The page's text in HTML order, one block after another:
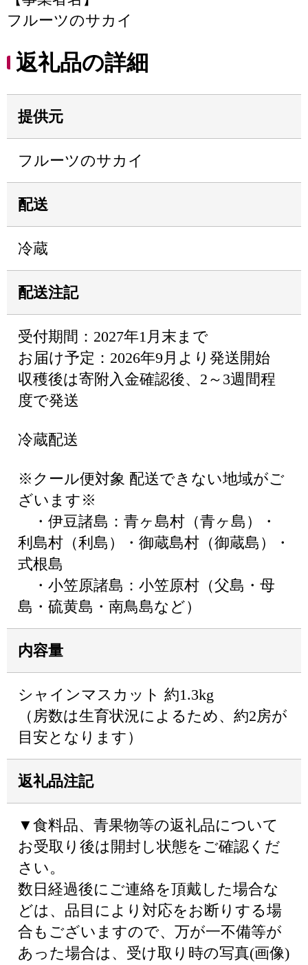
フルーツのサカイ
返礼品の詳細
提供元
フルーツのサカイ
配送
冷蔵
配送注記
受付期間：2027年1月末まで
お届け予定：2026年9月より発送開始
収穫後は寄附入金確認後、2～3週間程
度で発送
冷蔵配送
※クール便対象 配送できない地域がご
ざいます※
・伊豆諸島：青ヶ島村（青ヶ島）・
利島村（利島）・御蔵島村（御蔵島）・
式根島
・小笠原諸島：小笠原村（父島・母
島・硫黄島・南鳥島など）
内容量
シャインマスカット 約1.3kg
（房数は生育状況によるため、約2房が
目安となります）
返礼品注記
▼食料品、青果物等の返礼品について
お受取り後は開封し状態をご確認くだ
さい。
数日経過後にご連絡を頂戴した場合な
どは、品目により対応をお断りする場
合もございますので、万が一不備等が
あった場合は、受け取り時の写真(画像)